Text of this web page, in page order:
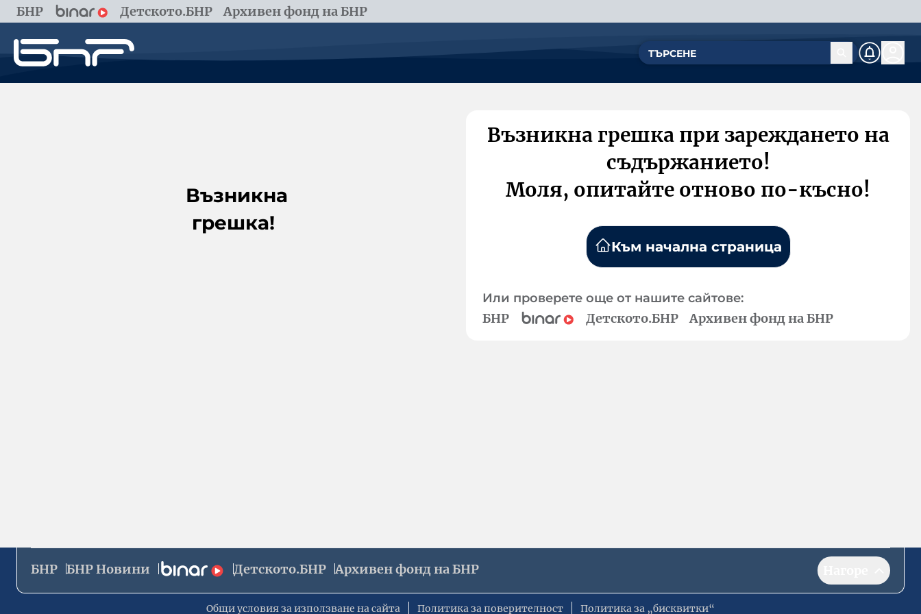
БНР Детското.БНР Архивен фонд на БНР
Възникна
грешка!
Възникна грешка при зареждането на
съдържанието!
Моля, опитайте отново по-късно!
Към начална страница
Или проверете още от нашите сайтове:
БНР Детското.БНР Архивен фонд на БНР
БНР БНР Новини Детското.БНР Архивен фонд на БНР
Общи условия за използване на сайта Политика за поверителност Политика за „бисквитки“